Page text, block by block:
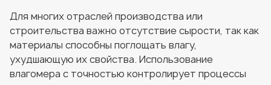
Для многих отраслей производства или
строительства важно отсутствие сырости, так как
материалы способны поглощать влагу,
ухудшающую их свойства. Использование
влагомера с точностью контролирует процессы